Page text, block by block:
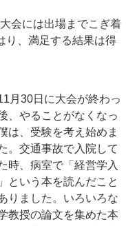
会には出場までこぎ着
り、満足する結果は得
月30日に大会が終わっ
、やることがなくなっ
は、受験を考え始めま
。交通事故で入院して
時、病室で「経営学入
という本を読んだこと
りました。いろいろな
教授の論文を集めた本